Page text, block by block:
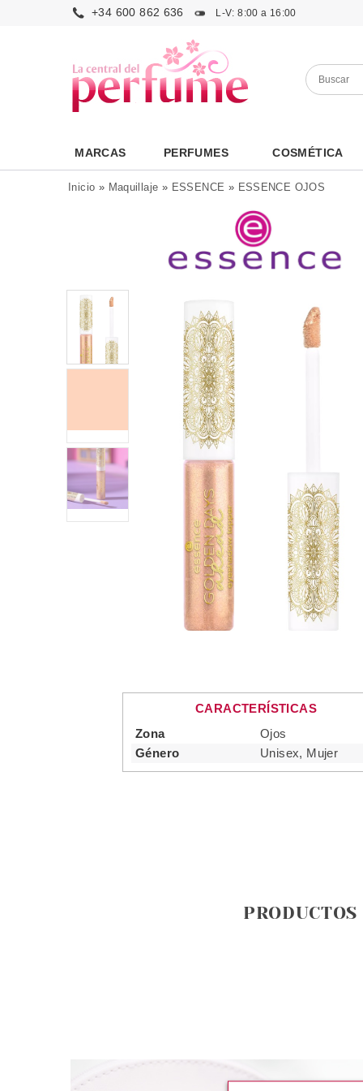
+34 600 862 636 L-V: 8:00 a 16:00
MARCAS PERFUMES COSMÉTICA
Inicio » Maquillaje » ESSENCE » ESSENCE OJOS
CARACTERÍSTICAS
Zona
Ojos
Género
Unisex, Mujer